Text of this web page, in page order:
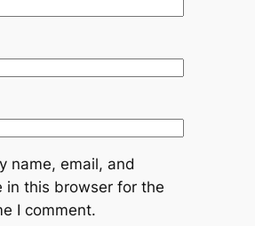
name, email, and
in this browser for the
I comment.